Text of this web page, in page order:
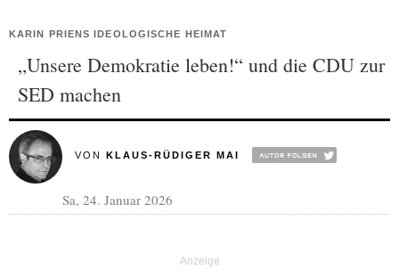
KARIN PRIENS IDEOLOGISCHE HEIMAT
„Unsere Demokratie leben!“ und die CDU zur
SED machen
VON KLAUS-RÜDIGER MAI
Sa, 24. Januar 2026